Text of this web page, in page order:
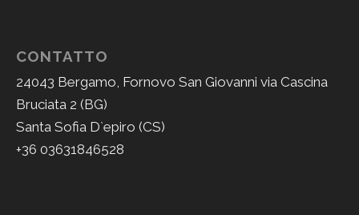
CONTATTO
24043 Bergamo, Fornovo San Giovanni via Cascina
Bruciata 2 (BG)
Santa Sofia D`epiro (CS)
+36 03631846528